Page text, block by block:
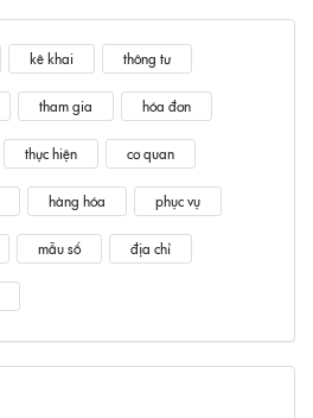
kê khai thông tư
tham gia hóa đơn
thực hiện cơ quan
hàng hóa phục vụ
mẫu số địa chỉ